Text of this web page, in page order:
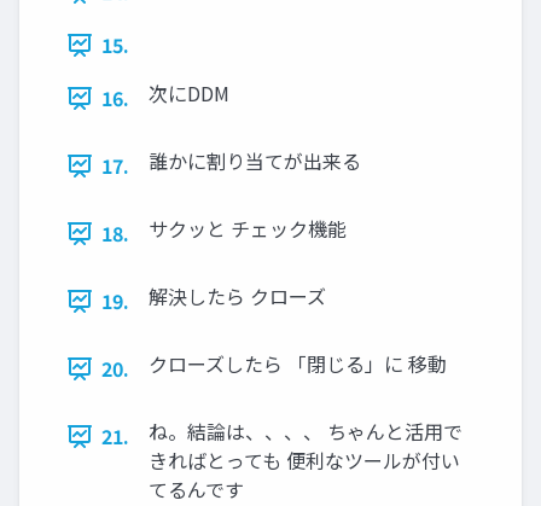
15.
16.
次にDDM
17. 誰かに割り当てが出来る
18. サクッと チェック機能
19. 解決したら クローズ
20. クローズしたら 「閉じる」に 移動
21.
ね。結論は、、、、 ちゃんと活用で
きればとっても 便利なツールが付い
てるんです